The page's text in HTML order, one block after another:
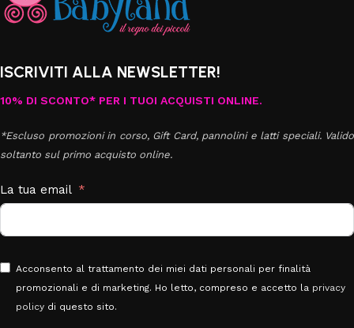
ISCRIVITI ALLA NEWSLETTER!
10% DI SCONTO* PER I TUOI ACQUISTI ONLINE.
*Escluso promozioni in corso, Gift Card, pannolini e latti speciali. Valido
soltanto sul primo acquisto online.
La tua email
Acconsento al trattamento dei miei dati personali per finalità
promozionali e di marketing. Ho letto, compreso e accetto la privacy
policy di questo sito.